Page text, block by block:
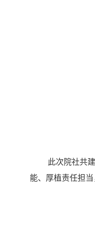
此次 院社共
能、厚植责任担当